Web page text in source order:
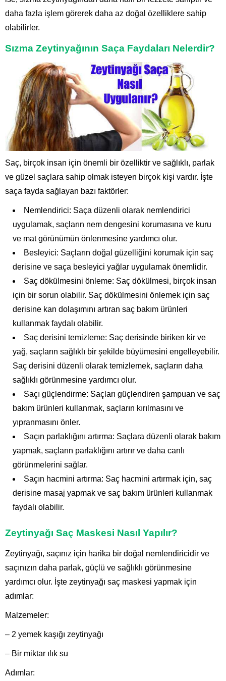
daha fazla işlem görerek daha az doğal özelliklere sahip
olabilirler.
Sızma Zeytinyağının Saça Faydaları Nelerdir?
Saç, birçok insan için önemli bir özelliktir ve sağlıklı, parlak
ve güzel saçlara sahip olmak isteyen birçok kişi vardır. İşte
saça fayda sağlayan bazı faktörler:
Nemlendirici: Saça düzenli olarak nemlendirici
uygulamak, saçların nem dengesini korumasına ve kuru
ve mat görünümün önlenmesine yardımcı olur.
Besleyici: Saçların doğal güzelliğini korumak için saç
derisine ve saça besleyici yağlar uygulamak önemlidir.
Saç dökülmesini önleme: Saç dökülmesi, birçok insan
için bir sorun olabilir. Saç dökülmesini önlemek için saç
derisine kan dolaşımını artıran saç bakım ürünleri
kullanmak faydalı olabilir.
Saç derisini temizleme: Saç derisinde biriken kir ve
yağ, saçların sağlıklı bir şekilde büyümesini engelleyebilir.
Saç derisini düzenli olarak temizlemek, saçların daha
sağlıklı görünmesine yardımcı olur.
Saçı güçlendirme: Saçları güçlendiren şampuan ve saç
bakım ürünleri kullanmak, saçların kırılmasını ve
yıpranmasını önler.
Saçın parlaklığını artırma: Saçlara düzenli olarak bakım
yapmak, saçların parlaklığını artırır ve daha canlı
görünmelerini sağlar.
Saçın hacmini artırma: Saç hacmini artırmak için, saç
derisine masaj yapmak ve saç bakım ürünleri kullanmak
faydalı olabilir.
Zeytinyağı Saç Maskesi Nasıl Yapılır?
Zeytinyağı, saçınız için harika bir doğal nemlendiricidir ve
saçınızın daha parlak, güçlü ve sağlıklı görünmesine
yardımcı olur. İşte zeytinyağı saç maskesi yapmak için
adımlar:
Malzemeler:
– 2 yemek kaşığı zeytinyağı
– Bir miktar ılık su
Adımlar: